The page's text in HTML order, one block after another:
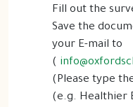
Fill out the
Save the
your E-mail to
(
(Please type
(e.g. Healthier